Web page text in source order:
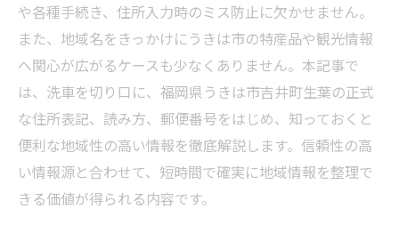
や各種手続き、住所入力時のミス防止に欠かせません。
また、地域名をきっかけにうきは市の特産品や観光情報
へ関心が広がるケースも少なくありません。本記事で
は、洗車を切り口に、福岡県うきは市吉井町生葉の正式
な住所表記、読み方、郵便番号をはじめ、知っておくと
便利な地域性の高い情報を徹底解説します。信頼性の高
い情報源と合わせて、短時間で確実に地域情報を整理で
きる価値が得られる内容です。